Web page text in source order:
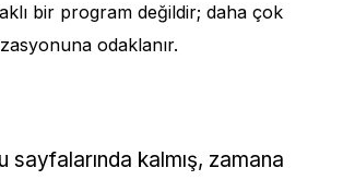
bir program değildir; daha çok
odaklanır.
sayfalarında kalmış, zamana